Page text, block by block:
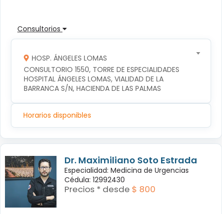
Consultorios
HOSP. ÁNGELES LOMAS
CONSULTORIO 1550, TORRE DE ESPECIALIDADES
HOSPITAL ÁNGELES LOMAS, VIALIDAD DE LA
BARRANCA S/N, HACIENDA DE LAS PALMAS
Horarios disponibles
Dr. Maximiliano Soto Estrada
Especialidad: Medicina de Urgencias
Cédula: 12992430
Precios * desde $ 800